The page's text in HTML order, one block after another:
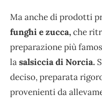
Ma anche di prodotti
funghi e zucca,che
preparazione più
lasalsiccia di Norcia.
deciso, preparata
provenienti da